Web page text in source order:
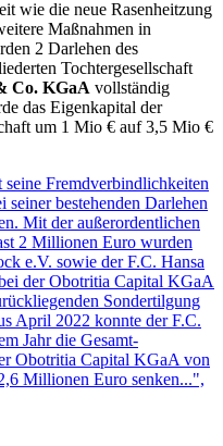
wie die neue Rasenheitzung
Maßnahmen in
2 Darlehen des
Tochtergesellschaft
Co. KGaA vollständig
das Eigenkapital der
um 1 Mio € auf 3,5 Mio €
Fremdverbindlichkeiten
bestehenden Darlehen
Mit der außerordentlichen
2 Millionen Euro wurden
e.V. sowie der F.C. Hansa
der Obotritia Capital KGaA
Sondertilgung
April 2022 konnte der F.C.
Jahr die Gesamt-
Obotritia Capital KGaA von
Millionen Euro senken...",